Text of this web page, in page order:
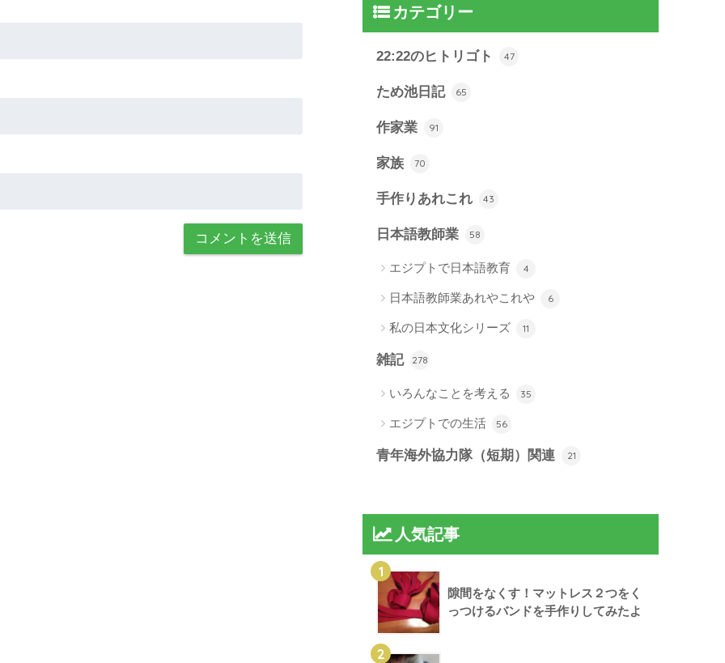
カテゴリー
22:22のヒトリゴト 47
ため池日記 65
作家業 91
家族 70
手作りあれこれ 43
日本語教師業 58
エジプトで日本語教育 4
日本語教師業あれやこれや 6
私の日本文化シリーズ 11
雑記 278
いろんなことを考える 35
エジプトでの生活 56
青年海外協力隊（短期）関連 21
人気記事
1
隙間をなくす！マットレス２つをく
っつけるバンドを手作りしてみたよ
2